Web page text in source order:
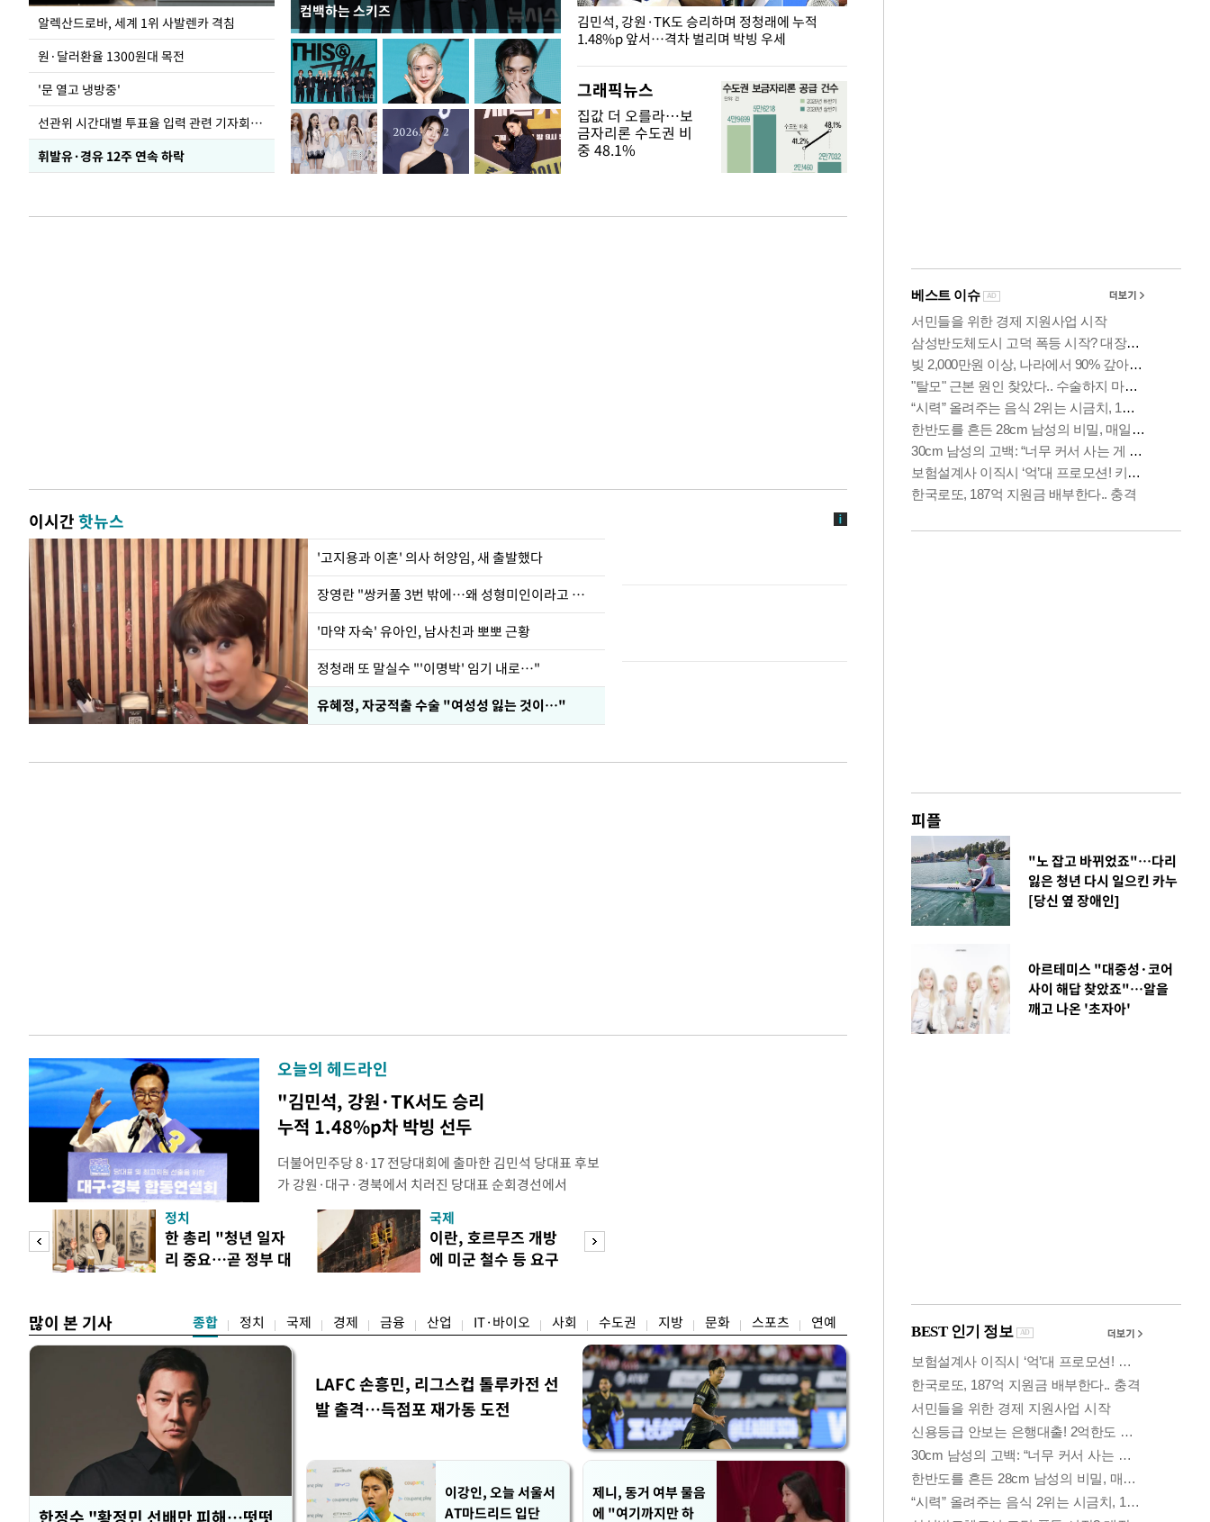
알렉산드로바, 세계 1위 사발렌카 격침
원·달러환율 1300원대 목전
'문 열고 냉방중'
선관위 시간대별 투표율 입력 관련 기자회견하는 주진우 의원
휘발유·경유 12주 연속 하락
컴백하는 스키즈
극한 폭염에 바닥 드러난 홍제천…물고기 떼죽음
도
김민석, 강원·TK도 승리하며 정청래에 누적
1.48%p 앞서…격차 벌리며 박빙 우세
그래픽뉴스
집값 더 오를라…보
금자리론 수도권 비
중 48.1%
이시간핫뉴스
'고지용과 이혼' 의사 허양임, 새 출발했다
장영란 "쌍커풀 3번 밖에…왜 성형미인이라고 하냐"
'마약 자숙' 유아인, 남사친과 뽀뽀 근황
정청래 또 말실수 "'이명박' 임기 내로…"
유혜정, 자궁적출 수술 "여성성 잃는 것이…"
오늘의 헤드라인
"김민석, 강원·TK서도 승리
누적 1.48%p차 박빙 선두
더불어민주당 8·17 전당대회에 출마한 김민석 당대표 후보
가 강원·대구·경북에서 치러진 당대표 순회경선에서
48.54%(1만8977표)를 얻어 상대 경쟁주자인 정청래 후보
를 1622표(4.14%p) 차로 제치고 1위를 차지했다. 전날 제주
·인천 권리당원 투표에서도 김 후보가 앞섰다. 이에 따라 누
적 합산(가중치 미반영)에서도 김 후보(46.01%)가
피
정치
한 총리 "청년 일자
리 중요…곧 정부 대
국제
이란, 호르무즈 개방
에 미군 철수 등 요구
많이 본 기사 종합 정치 국제 경제 금융 산업 IT·바이오 사회 수도권 지방 문화 스포츠 연예
한정수 "황정민 선배만 피해…떳떳
LAFC 손흥민, 리그스컵 톨루카전 선
발 출격…득점포 재가동 도전
이강인, 오늘 서울서
AT마드리드 입단
제니, 동거 여부 물음
에 "여기까지만 하
피플
"노 잡고 바뀌었죠"…다리
잃은 청년 다시 일으킨 카누
[당신 옆 장애인]
아르테미스 "대중성·코어
사이 해답 찾았죠"…알을
깨고 나온 '초자아'